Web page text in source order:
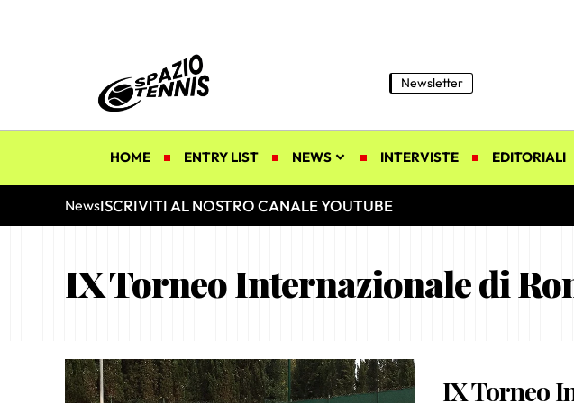
Newsletter
HOME ENTRY LIST NEWS INTERVISTE EDITORIALI
NewsISCRIVITI AL NOSTRO CANALE YOUTUBE
IX Torneo Internazionale di
IX Torneo